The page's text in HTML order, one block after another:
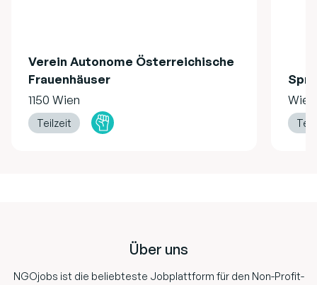
Verein Autonome Österreichische
Frauenhäuser
1150 Wien
Teilzeit
Wien
Über uns
NGOjobs ist die beliebteste Jobplattform für den Non-Profit-